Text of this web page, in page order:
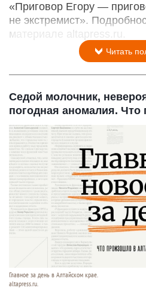
«Приговор Егору —
не экстремист».
материале altapress.ru.
Читать
Седой молочник,
погодная аномалия.
Главное за день в Алтайском крае.
altapress.ru.